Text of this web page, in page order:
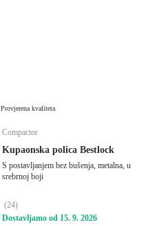
Provjerena kvaliteta
Compactor
Kupaonska polica Bestlock
S postavljanjem bez bušenja, metalna, u
srebrnoj boji
(24)
Dostavljamo od 15. 9. 2026